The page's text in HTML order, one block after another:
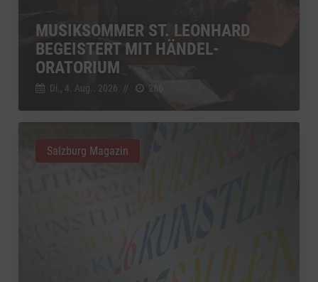
MUSIKSOMMER ST. LEONHARD
BEGEISTERT MIT HÄNDEL-
ORATORIUM
Di., 4. Aug.. 2026 // 266
Salzburg Magazin